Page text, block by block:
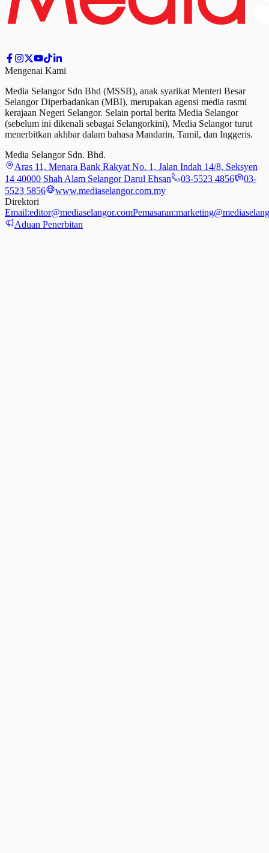
Mengenai Kami
Media Selangor Sdn Bhd (MSSB), anak syarikat Menteri Besar
Selangor Diperbadankan (MBI), merupakan agensi media rasmi
kerajaan Negeri Selangor. Selain portal berita Media Selangor
(sebelum ini dikenali sebagai Selangorkini), Media Selangor turut
menerbitkan akhbar dalam bahasa Mandarin, Tamil, dan Inggeris.
Media Selangor Sdn. Bhd.
Aras 11, Menara Bank Rakyat No. 1, Jalan Indah 14/8, Seksyen
14 40000 Shah Alam Selangor Darul Ehsan
03-5523 4856
03-
5523 5856
www.mediaselangor.com.my
Direktori
Email:editor@mediaselangor.comPemasaran:
Aduan Penerbitan